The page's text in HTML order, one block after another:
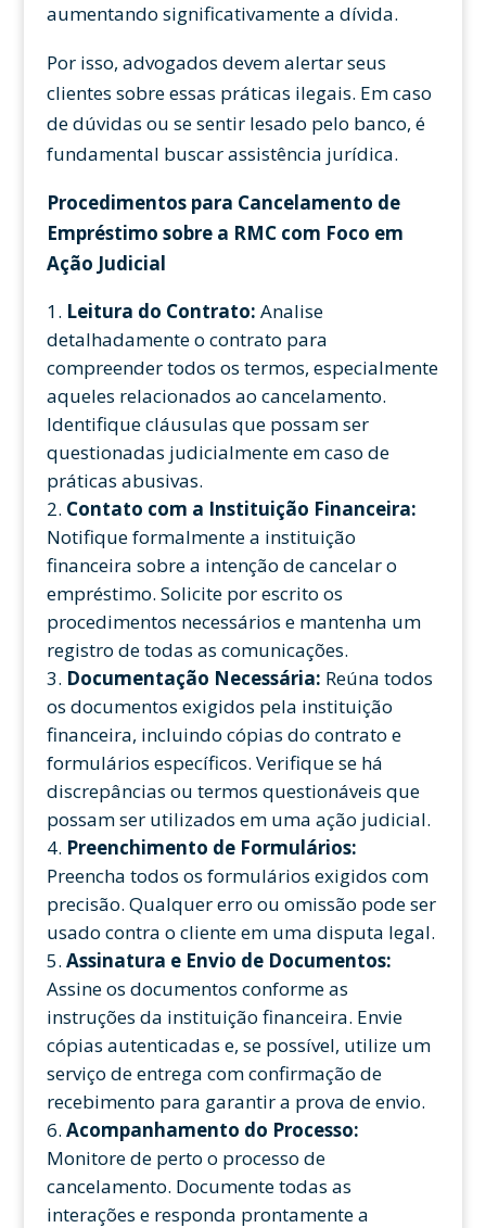
aumentando significativamente a dívida.
Por isso, advogados devem alertar seus
clientes sobre essas práticas ilegais. Em caso
de dúvidas ou se sentir lesado pelo banco, é
fundamental buscar assistência jurídica.
Procedimentos para Cancelamento de
Empréstimo sobre a RMC com Foco em
Ação Judicial
Leitura do Contrato: Analise
detalhadamente o contrato para
compreender todos os termos, especialmente
aqueles relacionados ao cancelamento.
Identifique cláusulas que possam ser
questionadas judicialmente em caso de
práticas abusivas.
Contato com a Instituição Financeira:
Notifique formalmente a instituição
financeira sobre a intenção de cancelar o
empréstimo. Solicite por escrito os
procedimentos necessários e mantenha um
registro de todas as comunicações.
Documentação Necessária: Reúna todos
os documentos exigidos pela instituição
financeira, incluindo cópias do contrato e
formulários específicos. Verifique se há
discrepâncias ou termos questionáveis que
possam ser utilizados em uma ação judicial.
Preenchimento de Formulários:
Preencha todos os formulários exigidos com
precisão. Qualquer erro ou omissão pode ser
usado contra o cliente em uma disputa legal.
Assinatura e Envio de Documentos:
Assine os documentos conforme as
instruções da instituição financeira. Envie
cópias autenticadas e, se possível, utilize um
serviço de entrega com confirmação de
recebimento para garantir a prova de envio.
Acompanhamento do Processo:
Monitore de perto o processo de
cancelamento. Documente todas as
interações e responda prontamente a